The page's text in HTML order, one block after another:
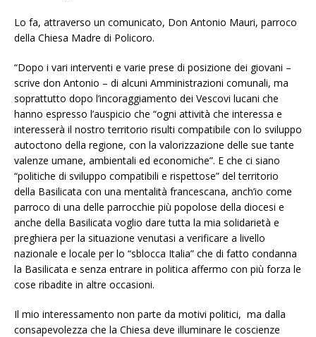
Lo fa, attraverso un comunicato, Don Antonio Mauri, parroco
della Chiesa Madre di Policoro.
“Dopo i vari interventi e varie prese di posizione dei giovani –
scrive don Antonio – di alcuni Amministrazioni comunali, ma
soprattutto dopo l’incoraggiamento dei Vescovi lucani che
hanno espresso l’auspicio che “ogni attività che interessa e
interesserà il nostro territorio risulti compatibile con lo sviluppo
autoctono della regione, con la valorizzazione delle sue tante
valenze umane, ambientali ed economiche”. E che ci siano
“politiche di sviluppo compatibili e rispettose” del territorio
della Basilicata con una mentalità francescana, anch’io come
parroco di una delle parrocchie più popolose della diocesi e
anche della Basilicata voglio dare tutta la mia solidarietà e
preghiera per la situazione venutasi a verificare a livello
nazionale e locale per lo “sblocca Italia” che di fatto condanna
la Basilicata e senza entrare in politica affermo con più forza le
cose ribadite in altre occasioni.
Il mio interessamento non parte da motivi politici, ma dalla
consapevolezza che la Chiesa deve illuminare le coscienze